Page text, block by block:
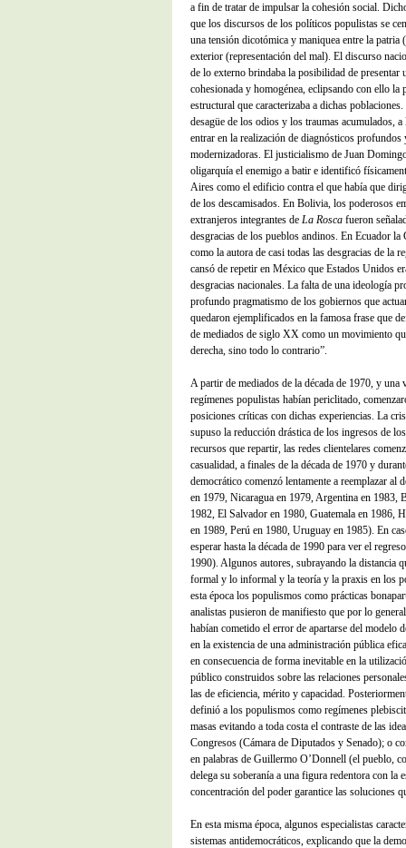
a fin de tratar de impulsar la cohesión social.
que los discursos de los políticos populistas se
una tensión dicotómica y maniquea entre la
exterior (representación del mal). El discurso
de lo externo brindaba la posibilidad de presentar
cohesionada y homogénea, eclipsando con ello la
estructural que caracterizaba a dichas
desagüe de los odios y los traumas acumulados, a
entrar en la realización de diagnósticos
modernizadoras. El justicialismo de Juan
oligarquía el enemigo a batir e identificó
Aires como el edificio contra el que había que
de los descamisados. En Bolivia, los poderosos
extranjeros integrantes de La Rosca fueron
desgracias de los pueblos andinos. En Ecuador la
como la autora de casi todas las desgracias de la
cansó de repetir en México que Estados Unidos
desgracias nacionales. La falta de una ideología
profundo pragmatismo de los gobiernos que
quedaron ejemplificados en la famosa frase que
de mediados de siglo XX como un movimiento
derecha, sino todo lo contrario”.
A partir de mediados de la década de 1970, y una
regímenes populistas habían periclitado,
posiciones críticas con dichas experiencias. La
supuso la reducción drástica de los ingresos de
recursos que repartir, las redes clientelares
casualidad, a finales de la década de 1970 y
democrático comenzó lentamente a reemplazar al
en 1979, Nicaragua en 1979, Argentina en 1983,
1982, El Salvador en 1980, Guatemala en 1986,
en 1989, Perú en 1980, Uruguay en 1985). En
esperar hasta la década de 1990 para ver el
1990). Algunos autores, subrayando la distancia
formal y lo informal y la teoría y la praxis en los
esta época los populismos como prácticas
analistas pusieron de manifiesto que por lo
habían cometido el error de apartarse del modelo
en la existencia de una administración pública
en consecuencia de forma inevitable en la
público construidos sobre las relaciones
las de eficiencia, mérito y capacidad.
definió a los populismos como regímenes
masas evitando a toda costa el contraste de las
Congresos (Cámara de Diputados y Senado); o
en palabras de Guillermo O’Donnell (el pueblo,
delega su soberanía a una figura redentora con la
concentración del poder garantice las soluciones
En esta misma época, algunos especialistas
sistemas antidemocráticos, explicando que la